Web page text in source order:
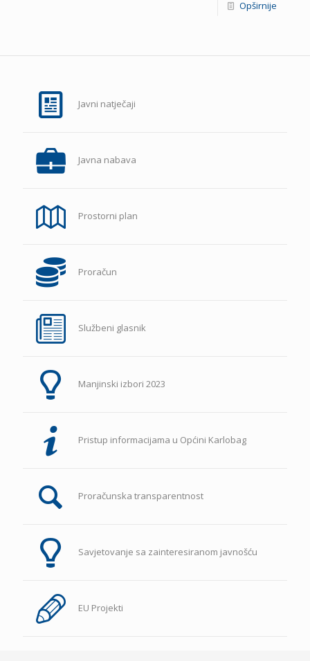
Opširnije
Javni natječaji
Javna nabava
Prostorni plan
Proračun
Službeni glasnik
Manjinski izbori 2023
Pristup informacijama u Općini Karlobag
Proračunska transparentnost
Savjetovanje sa zainteresiranom javnošću
EU Projekti